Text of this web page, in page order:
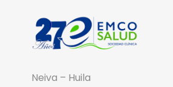
Neiva – Huila